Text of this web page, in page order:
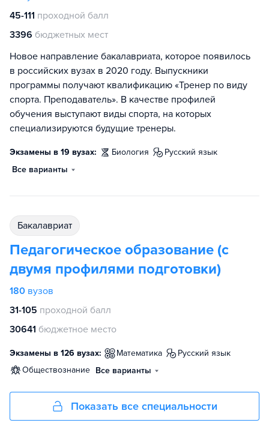
45-111 проходной балл
3396 бюджетных мест
Новое направление бакалавриата, которое появилось
в российских вузах в 2020 году. Выпускники
программы получают квалификацию «Тренер по виду
спорта. Преподаватель». В качестве профилей
обучения выступают виды спорта, на которых
специализируются будущие тренеры.
Экзамены в 19 вузах: биология
русский язык
Все варианты
бакалавриат
Педагогическое образование (с
двумя профилями подготовки)
180 вузов
31-105 проходной балл
30641 бюджетное место
Экзамены в 126 вузах: математика
русский язык
обществознание Все варианты
Показать все специальности